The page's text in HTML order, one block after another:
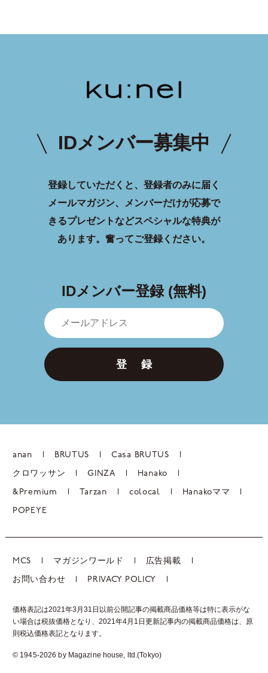
IDメンバー募集中
登録していただくと、登録者のみに届く
メールマガジン、メンバーだけが応募で
きるプレゼントなどスペシャルな特典が
あります。 奮ってご登録ください。
IDメンバー登録 (無料)
登 録
anan BRUTUS Casa BRUTUS
クロワッサン GINZA Hanako
&Premium Tarzan colocal Hanakoママ
POPEYE
MCS マガジンワールド 広告掲載
お問い合わせ PRIVACY POLICY
価格表記は2021年3月31日以前公開記事の掲載商品価格等は特に表示がな
い場合は税抜価格となり、2021年4月1日更新記事内の掲載商品価格は、 原
則税込価格表記となります。
© 1945-2026 by Magazine house, ltd.(Tokyo)